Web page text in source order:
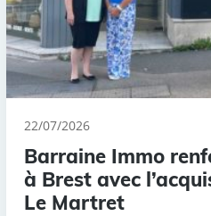
22/07/2026
Barraine Immo
à Brest avec
Le Martret